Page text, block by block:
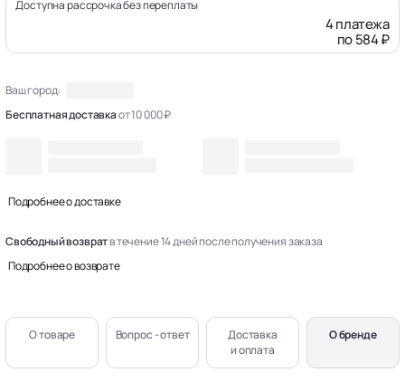
Доступна рассрочка без переплаты
4 платежа
по 584 ₽
Ваш город:
Бесплатная доставкаот 10 000 ₽
Подробнее о доставке
Свободный возвратв течение 14 дней после получения заказа
Подробнее о возврате
О товаре Вопрос - ответ
Доставка
и оплата
О бренде